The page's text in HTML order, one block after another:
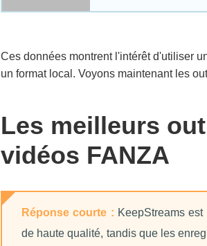
Ces données montrent l'intérêt d'utiliser
un format local. Voyons maintenant les
Les meilleurs
vidéos FANZA
Réponse courte : KeepStreams
de haute qualité, tandis que les